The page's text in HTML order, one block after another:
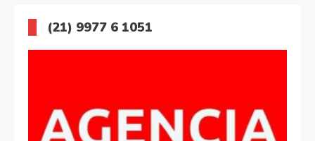
(21) 9977 6 1051